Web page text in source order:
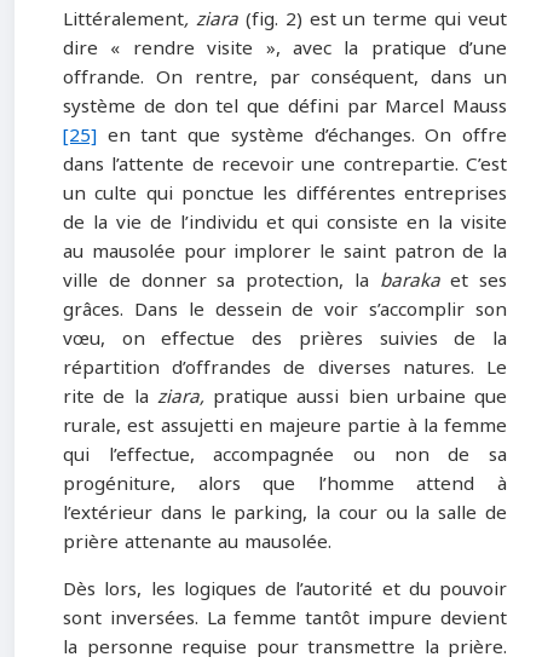
Littéralement, ziara (fig. 2) est un terme qui veut
dire « rendre visite », avec la pratique d’une
offrande. On rentre, par conséquent, dans un
système de don tel que défini par Marcel Mauss
[25] en tant que système d’échanges. On offre
dans l’attente de recevoir une contrepartie. C’est
un culte qui ponctue les différentes entreprises
de la vie de l’individu et qui consiste en la visite
au mausolée pour implorer le saint patron de la
ville de donner sa protection, la barakaet ses
grâces. Dans le dessein de voir s’accomplir son
vœu, on effectue des prières suivies de la
répartition d’offrandes de diverses natures. Le
rite de la ziara,pratique aussi bien urbaine que
rurale, est assujetti en majeure partie à la femme
qui l’effectue, accompagnée ou non de sa
progéniture, alors que l’homme attend à
l’extérieur dans le parking, la cour ou la salle de
prière attenante au mausolée.
Dès lors, les logiques de l’autorité et du pouvoir
sont inversées. La femme tantôt impure devient
la personne requise pour transmettre la prière.